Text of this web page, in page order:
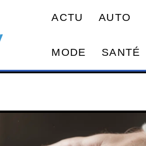
ACTU AUTO
MODE SANTÉ